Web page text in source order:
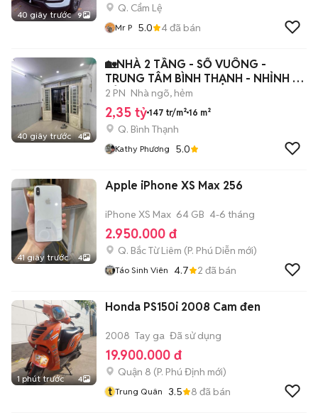
40 giây trước 9
Q. Cẩm Lệ
Mr P 5.0 4đã bán
40 giây trước 4
🏡NHÀ 2 TẦNG - SỔ VUÔNG -
TRUNG TÂM BÌNH THẠNH - NHỈNH 2
TỶ
2 PN Nhà ngõ, hẻm
2,35 tỷ 147 tr/m² 16 m²
Q. Bình Thạnh
Kathy Phương 5.0
41 giây trước 4
Apple iPhone XS Max 256
iPhone XS Max 64 GB 4-6 tháng
2.950.000 đ
Q. Bắc Từ Liêm (P. Phú Diễn mới)
Táo Sinh Viên 4.7 2 đã bán
1 phút trước 4
Honda PS150i 2008 Cam đen
2008 Tay ga Đã sử dụng
19.900.000 đ
Quận 8 (P. Phú Định mới)
t Trung Quân 3.5 8 đã bán